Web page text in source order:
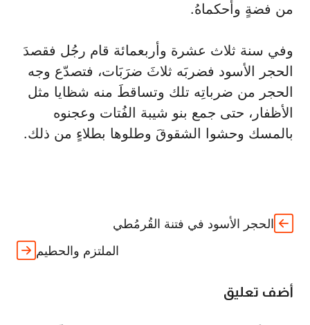
من فضةٍ وأحكماهُ.
وفي سنة ثلاث عشرة وأربعمائة قام رجُل فقصدَ
الحجر الأسود فضربَه ثلاثَ ضرَبَات، فتصدّع وجه
الحجر من ضرباتِه تلك وتساقطَ منه شظايا مثل
الأظفار، حتى جمع بنو شيبة الفُتات وعجنوه
بالمسك وحشوا الشقوقَ وطلوها بطلاءٍ من ذلك.
الحجر الأسود في فتنة القُرمُطي
الملتزم والحطيم
أضف تعليق